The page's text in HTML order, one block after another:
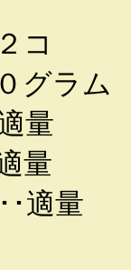
･１
グラム
量
量
･適量